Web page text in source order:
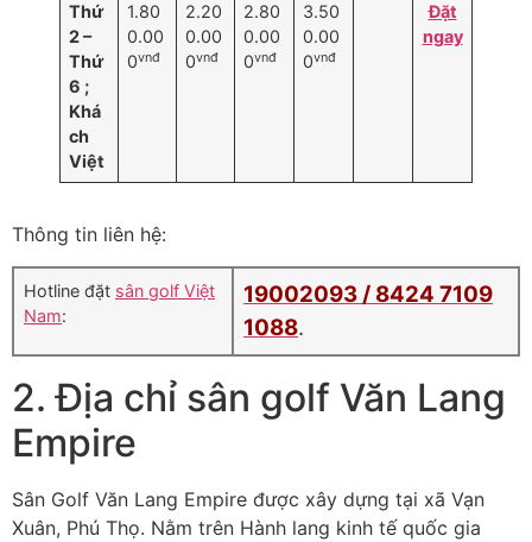
Thứ
2 –
Thứ
6 ;
Khá
ch
Việt
1.80
0.00
0vnđ
2.20
0.00
0vnđ
2.80
0.00
0vnđ
3.50
0.00
0vnđ
Đặt
ngay
Thông tin liên hệ:
Hotline đặt sân golf Việt
Nam:
19002093 / 8424 7109
1088.
2. Địa chỉ sân golf Văn Lang
Empire
Sân Golf Văn Lang Empire được xây dựng tại xã Vạn
Xuân, Phú Thọ. Nằm trên Hành lang kinh tế quốc gia